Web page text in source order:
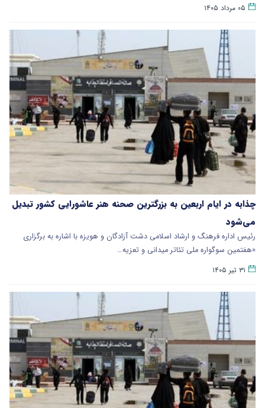
۰۵ مرداد ۱۴۰۵
چذابه در ایام اربعین به بزرگترین صحنه هنر عاشورایی کشور تبدیل
می‌شود
رئیس اداره فرهنگ و ارشاد اسلامی دشت آزادگان و هویزه با اشاره به برگزاری
«هفتمین سوگواره ملی تئاتر میدانی و تعزیه…
۳۱ تیر ۱۴۰۵